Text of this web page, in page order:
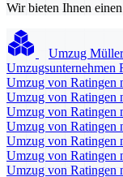
Wir bieten Ihnen
Umzug Müller
Umzugsunternehmen
Umzug von Ratingen
Umzug von Ratingen
Umzug von Ratingen
Umzug von Ratingen
Umzug von Ratingen
Umzug von Ratingen
Umzug von Ratingen